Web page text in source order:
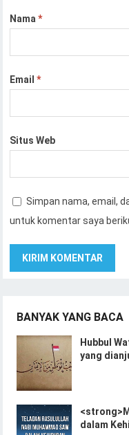
Nama*
Email*
Situs Web
Simpan nama, email,
untuk komentar saya
BANYAK YANG BACA
Hubbul
yang
dalam